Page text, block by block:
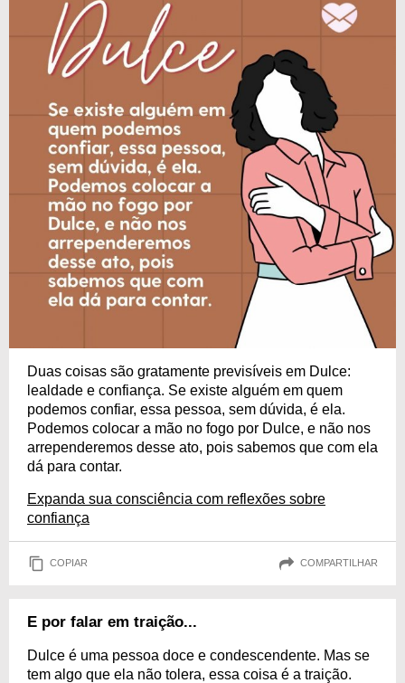
Duas coisas são gratamente previsíveis em Dulce:
lealdade e confiança. Se existe alguém em quem
podemos confiar, essa pessoa, sem dúvida, é ela.
Podemos colocar a mão no fogo por Dulce, e não nos
arrependeremos desse ato, pois sabemos que com ela
dá para contar.
Expanda sua consciência com reflexões sobre
confiança
COPIAR COMPARTILHAR
E por falar em traição...
Dulce é uma pessoa doce e condescendente. Mas se
tem algo que ela não tolera, essa coisa é a traição.